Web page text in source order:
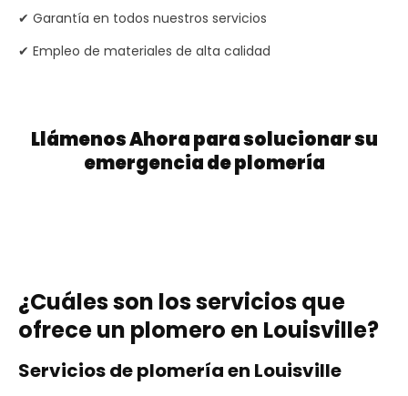
✔ Garantía en todos nuestros servicios
✔ Empleo de materiales de alta calidad
Llámenos Ahora para solucionar su
emergencia de plomería
¿Cuáles son los servicios que
ofrece un plomero en Louisville?
Servicios de plomería en Louisville